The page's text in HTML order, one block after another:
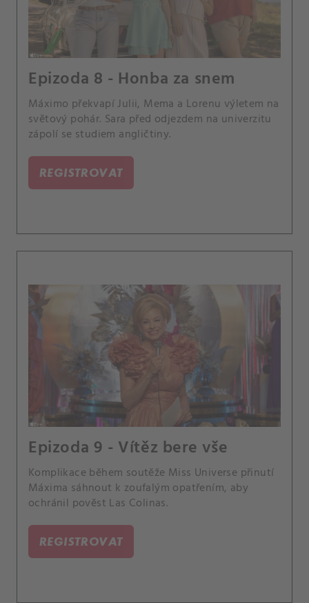
Epizoda 8 - Honba za snem
Máximo překvapí Julii, Mema a Lorenu výletem na
světový pohár. Sara před odjezdem na univerzitu
zápolí se studiem angličtiny.
REGISTROVAT
Epizoda 9 - Vítěz bere vše
Komplikace během soutěže Miss Universe přinutí
Máxima sáhnout k zoufalým opatřením, aby
ochránil pověst Las Colinas.
REGISTROVAT